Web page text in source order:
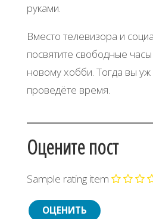
руками.
Вместо телевизора и
посвятите свободные
новому хобби. Тогда вы
проведёте время.
Оцените пост
Sample rating item